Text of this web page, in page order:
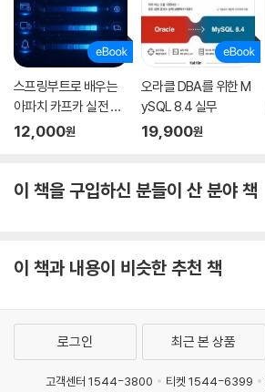
스프링부트로 배우는
아파치 카프카 실전 활
용 사례
12,000원
오라클 DBA를 위한 M
ySQL 8.4 실무
19,900원
이 책을 구입하신 분들이 산 분야 책
이 책과 내용이 비슷한 추천 책
로그인 최근 본 상품
고객센터 1544-3800 티켓 1544-6399